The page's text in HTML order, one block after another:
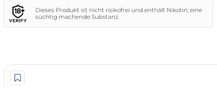
Dieses Produkt ist nicht risikofrei und enthält Nikotin, eine
süchtig machende Substanz.